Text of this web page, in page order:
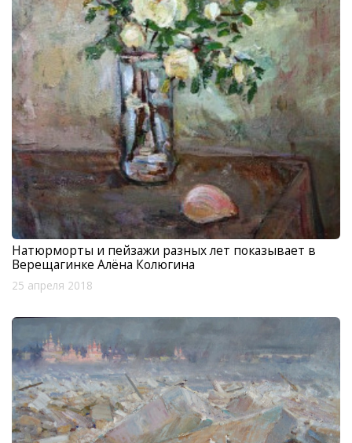
Натюрморты и пейзажи разных лет показывает в
Верещагинке Алёна Колюгина
25 апреля 2018